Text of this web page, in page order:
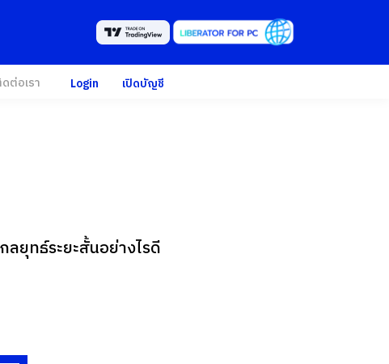
ต่อเรา Login เปิดบัญชี
ยุทธ์ระยะสั้นอย่างไรดี